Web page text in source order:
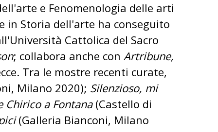
e Fenomenologia delle arti
in Storia dell'arte ha conseguito
Cattolica del Sacro
; collabora anche con Artribune,
Tra le mostre recenti curate,
Milano 2020); Silenzioso, mi
Chirico a Fontana(Castello di
(Galleria Bianconi, Milano